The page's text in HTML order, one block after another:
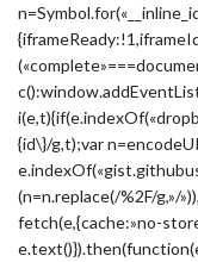
{id\}/g,t);var
(n=n.replace(/%2F/g,»/
fetch(e,{cache:»no-